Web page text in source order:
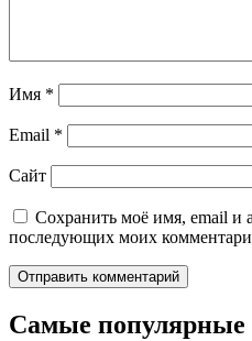
Имя *
Email *
Сайт
Сохранить моё имя, email и
последующих моих
Самые популярные